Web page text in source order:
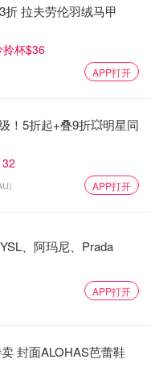
拉夫劳伦羽绒马甲
杯$36
APP打开
！5折起+叠9折💥明星同
APP打开
、阿玛尼、Prada
APP打开
封面ALOHAS芭蕾鞋